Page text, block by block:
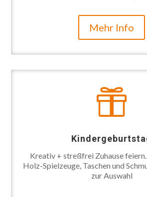
Mehr Info

Kreativ + streßfrei Zuhause
Holz-Spielzeuge, Taschen und
zur Auswahl